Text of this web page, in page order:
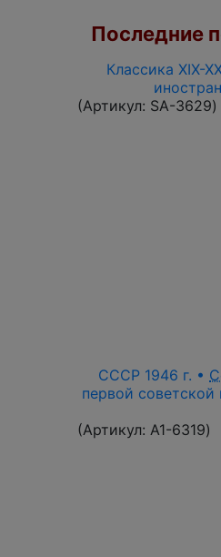
Последние
Классика XIX-
(Артикул: SA-3629)
СССР 1946 г. •
первой
(Артикул: A1-6319)